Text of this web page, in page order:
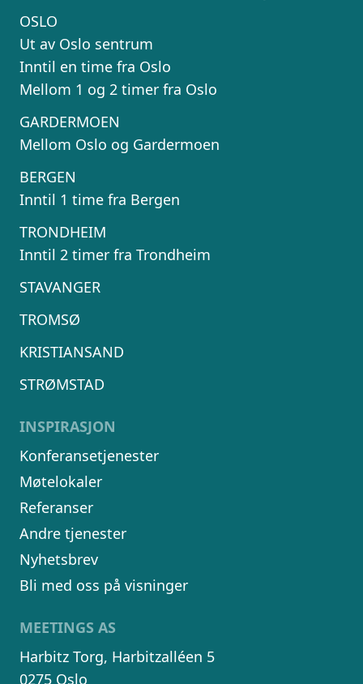
OSLO
Ut av Oslo sentrum
Inntil en time fra Oslo
Mellom 1 og 2 timer fra Oslo
GARDERMOEN
Mellom Oslo og Gardermoen
BERGEN
Inntil 1 time fra Bergen
TRONDHEIM
Inntil 2 timer fra Trondheim
STAVANGER
TROMSØ
KRISTIANSAND
STRØMSTAD
INSPIRASJON
Konferansetjenester
Møtelokaler
Referanser
Andre tjenester
Nyhetsbrev
Bli med oss på visninger
MEETINGS AS
Harbitz Torg, Harbitzalléen 5
0275 Oslo